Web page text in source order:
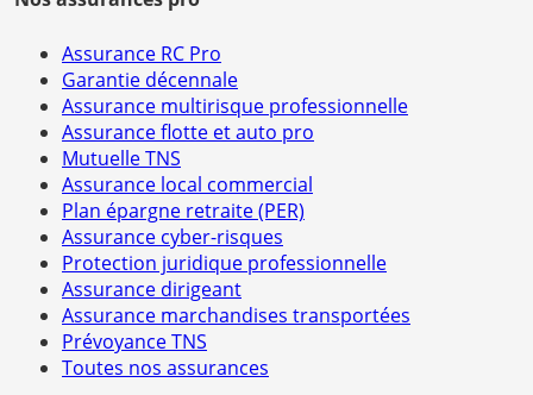
Assurance RC Pro
Garantie décennale
Assurance multirisque professionnelle
Assurance flotte et auto pro
Mutuelle TNS
Assurance local commercial
Plan épargne retraite (PER)
Assurance cyber-risques
Protection juridique professionnelle
Assurance dirigeant
Assurance marchandises transportées
Prévoyance TNS
Toutes nos assurances